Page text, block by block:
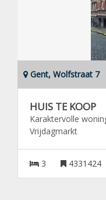
Gent, Wolfstraat 7
HUIS TE KOOP
Karaktervolle
Vrijdagmarkt
3 4331424